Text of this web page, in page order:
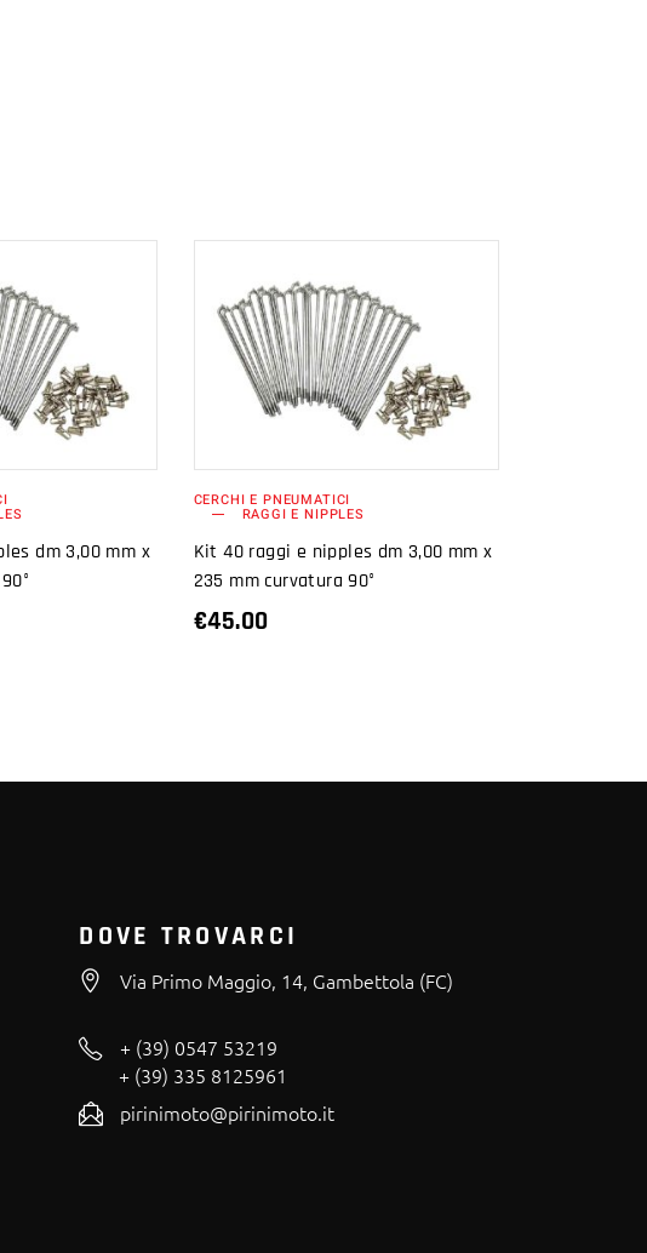
AL
dm 3,00 mm x
AGGIUNGI AL
CARRELLO
CERCHI E PNEUMATICI
RAGGI E NIPPLES
Kit 40 raggi e nipples dm 3,00 mm x
235 mm curvatura 90°
€45.00
DOVE TROVARCI
Via Primo Maggio, 14, Gambettola (FC)
+ (39) 0547 53219
+ (39) 335 8125961
pirinimoto@pirinimoto.it